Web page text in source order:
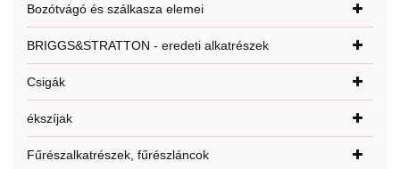
Bozótvágó és szálkasza elemei
BRIGGS&STRATTON - eredeti alkatrészek
Csigák
ékszíjak
Fűrészalkatrészek, fűrészláncok